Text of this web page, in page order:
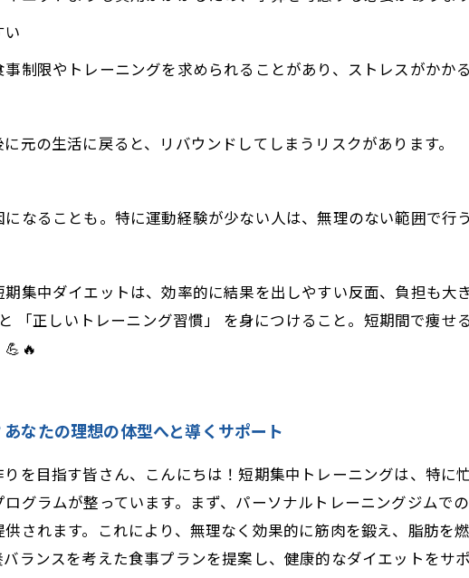
い
制限やトレーニングを求められることがあり、ストレスがかかる
元の生活に戻ると、リバウンドしてしまうリスクがあります。
なることも。特に運動経験が少ない人は、無理のない範囲で行
集中ダイエットは、効率的に結果を出しやすい反面、負担も大
「正しいトレーニング習慣」 を身につけること。短期間で痩せ
💪🔥
なたの理想の体型へと導くサポート
を目指す皆さん、こんにちは！短期集中トレーニングは、特に
グラムが整っています。まず、パーソナルトレーニングジムで
されます。これにより、無理なく効果的に筋肉を鍛え、脂肪を
ランスを考えた食事プランを提案し、健康的なダイエットをサ